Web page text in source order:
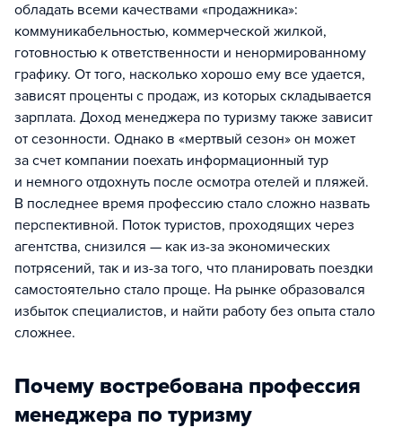
обладать всеми качествами «продажника»:
коммуникабельностью, коммерческой жилкой,
готовностью к ответственности и ненормированному
графику. От того, насколько хорошо ему все удается,
зависят проценты с продаж, из которых складывается
зарплата. Доход менеджера по туризму также зависит
от сезонности. Однако в «мертвый сезон» он может
за счет компании поехать информационный тур
и немного отдохнуть после осмотра отелей и пляжей.
В последнее время профессию стало сложно назвать
перспективной. Поток туристов, проходящих через
агентства, снизился — как из-за экономических
потрясений, так и из-за того, что планировать поездки
самостоятельно стало проще. На рынке образовался
избыток специалистов, и найти работу без опыта стало
сложнее.
Почему востребована профессия
менеджера по туризму